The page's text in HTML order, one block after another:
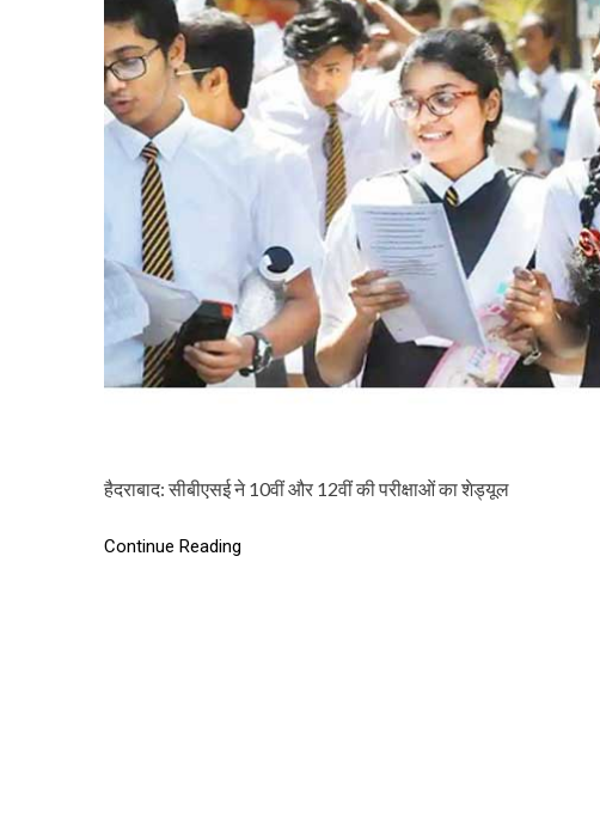
हैदराबाद: सीबीएसई ने 10वीं और 12वीं की परीक्षाओं का शेड्यूल
Continue Reading